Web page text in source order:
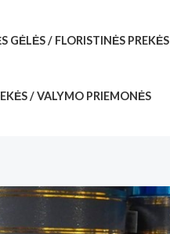
GĖLĖS / FLORISTINĖS PREKĖS
/ VALYMO PRIEMONĖS